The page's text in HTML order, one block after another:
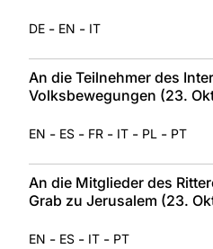
DE - EN - IT
An die Teilnehmer des
Volksbewegungen (23.
EN - ES - FR - IT - PL - PT
An die Mitglieder des
Grab zu Jerusalem (23.
EN - ES - IT - PT